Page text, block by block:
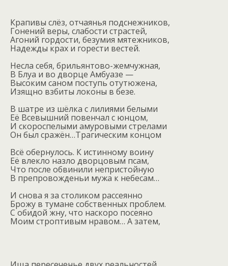
Крапивы слёз, отчаянья подснежников,
Гонений веры, слабости страстей,
Агоний гордости, безумия мятежников,
Надежды крах и горести вестей.
Несла себя, брильянтово-жемчужная,
В Блуа и во дворце Амбуазе —
Высоким саном поступь отутюжена,
Изящно взбиты локоны в безе.
В шатре из шёлка с лилиями белыми
Её Всевышний повенчал с юнцом,
И скороспелыми амуровыми стрелами
Он был сражён…Трагическим концом
Всё обернулось. К истинному воину
Её влекло назло дворцовым псам,
Что после обвинили непристойную
В препровожденьи мужа к небесам…
И снова я за столиком рассеянно
Брожу в тумане собственных проблем.
С обидой жну, что наскоро посеяно
Моим строптивым нравом… А затем,